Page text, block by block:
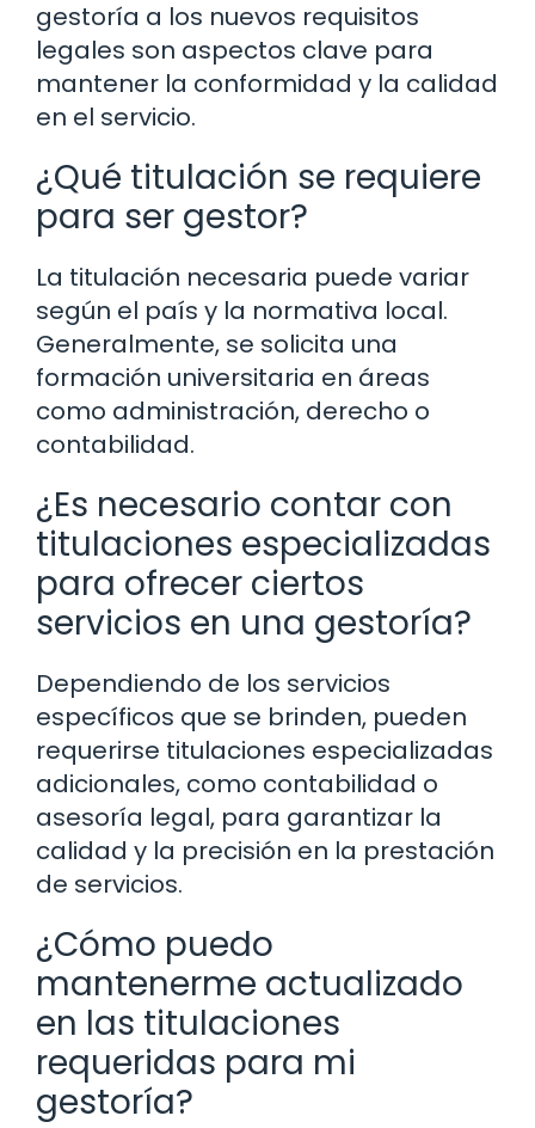
gestoría a los nuevos requisitos
legales son aspectos clave para
mantener la conformidad y la calidad
en el servicio.
¿Qué titulación se requiere
para ser gestor?
La titulación necesaria puede variar
según el país y la normativa local.
Generalmente, se solicita una
formación universitaria en áreas
como administración, derecho o
contabilidad.
¿Es necesario contar con
titulaciones especializadas
para ofrecer ciertos
servicios en una gestoría?
Dependiendo de los servicios
específicos que se brinden, pueden
requerirse titulaciones especializadas
adicionales, como contabilidad o
asesoría legal, para garantizar la
calidad y la precisión en la prestación
de servicios.
¿Cómo puedo
mantenerme actualizado
en las titulaciones
requeridas para mi
gestoría?